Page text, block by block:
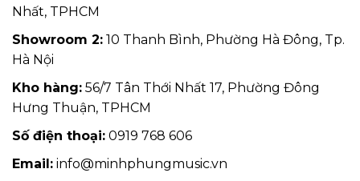
Nhất, TPHCM
Showroom 2: 10 Thanh Bình, Phường Hà Đông, Tp.
Hà Nội
Kho hàng: 56/7 Tân Thới Nhất 17, Phường Đông
Hưng Thuận, TPHCM
Số điện thoại: 0919 768 606
Email: info@minhphungmusic.vn